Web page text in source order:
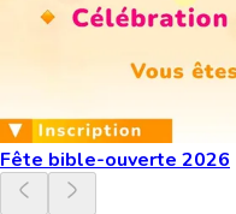
Fête bible-ouverte 2026